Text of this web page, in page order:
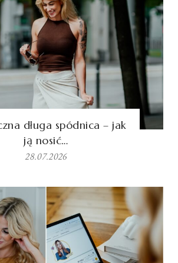
długa spódnica – jak
ją nosić…
28.07.2026